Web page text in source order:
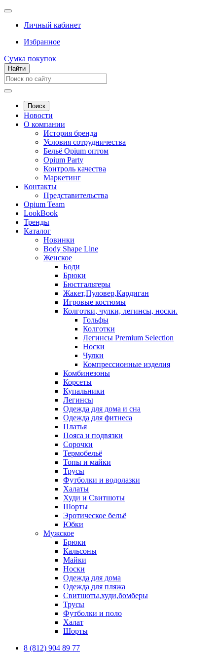
Личный кабинет
Избранное
Сумка покупок
Найти
Поиск
Новости
О компании
История бренда
Условия сотрудничества
Бельё Opium оптом
Opium Party
Контроль качества
Маркетинг
Контакты
Представительства
Opium Team
LookBook
Тренды
Каталог
Новинки
Body Shape Line
Женское
Боди
Брюки
Бюстгальтеры
Жакет,Пуловер,Кардиган
Игровые костюмы
Колготки, чулки, легинсы, носки.
Гольфы
Колготки
Легинсы Premium Selection
Носки
Чулки
Компрессионные изделия
Комбинезоны
Корсеты
Купальники
Легинсы
Одежда для дома и сна
Одежда для фитнеса
Платья
Пояса и подвязки
Сорочки
Термобельё
Топы и майки
Трусы
Футболки и водолазки
Халаты
Худи и Свитшоты
Шорты
Эротическое бельё
Юбки
Мужское
Брюки
Кальсоны
Майки
Носки
Одежда для дома
Одежда для пляжа
Свитшоты,худи,бомберы
Трусы
Футболки и поло
Халат
Шорты
8 (812) 904 89 77